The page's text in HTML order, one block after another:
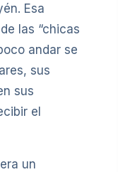
Esa
las “chicas
andar se
sus
sus
el
un